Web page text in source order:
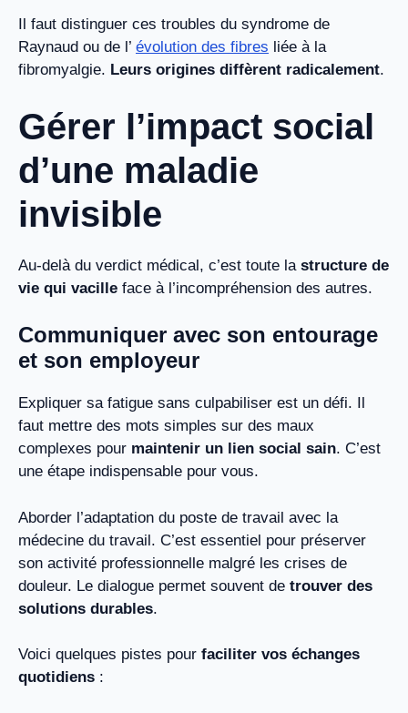
Il faut distinguer ces troubles du syndrome de
Raynaud ou de l’ évolution des fibres liée à la
fibromyalgie. Leurs origines diffèrent radicalement.
Gérer l’impact social
d’une maladie
invisible
Au-delà du verdict médical, c’est toute la structure de
vie qui vacille face à l’incompréhension des autres.
Communiquer avec son entourage
et son employeur
Expliquer sa fatigue sans culpabiliser est un défi. Il
faut mettre des mots simples sur des maux
complexes pour maintenir un lien social sain. C’est
une étape indispensable pour vous.
Aborder l’adaptation du poste de travail avec la
médecine du travail. C’est essentiel pour préserver
son activité professionnelle malgré les crises de
douleur. Le dialogue permet souvent de trouver des
solutions durables.
Voici quelques pistes pour faciliter vos échanges
quotidiens :